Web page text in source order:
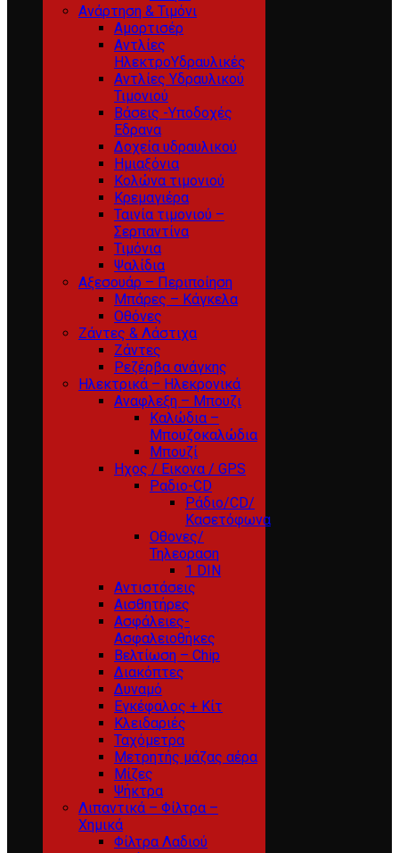
Ανάρτηση & Τιμόνι
Αμορτισέρ
Αντλίες
ΗλεκτροΥδραυλικές
Αντλίες Υδραυλικού
Τιμονιού
Βάσεις -Υποδοχές
Εδρανα
Δοχεία υδραυλικού
Ημιαξόνια
Κολώνα τιμονιού
Κρεμαγιέρα
Ταινία τιμονιού –
Σερπαντίνα
Τιμόνια
Ψαλίδια
Αξεσουάρ – Περιποίηση
Μπάρες – Κάγκελα
Οθόνες
Ζάντες & Λάστιχα
Ζάντες
Ρεζέρβα ανάγκης
Ηλεκτρικά – Ηλεκρονικά
Αναφλεξη – Μπουζι
Καλώδια –
Μπουζοκαλώδια
Μπουζί
Ηχος / Εικονα / GPS
Ραδιο-CD
Ράδιο/CD/
Κασετόφωνα
Οθονες/
Τηλεοραση
1 DIN
Αντιστάσεις
Αισθητήρες
Ασφάλειες-
Ασφαλειοθήκες
Βελτίωση – Chip
Διακόπτες
Δυναμό
Εγκέφαλος + Κίτ
Κλειδαριές
Ταχόμετρα
Μετρητής μάζας αέρα
Μίζες
Ψήκτρα
Λιπαντικά – Φίλτρα –
Χημικά
Φίλτρα Λαδιού